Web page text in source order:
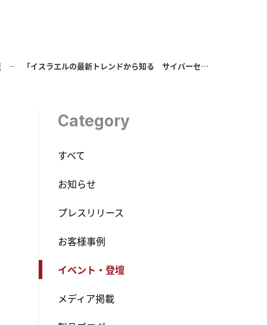
「イスラエルの最新トレンドから知る サイバーセキュリティの今と未来」に登壇します
Category
すべて
お知らせ
プレスリリース
お客様事例
イベント・登壇
メディア掲載